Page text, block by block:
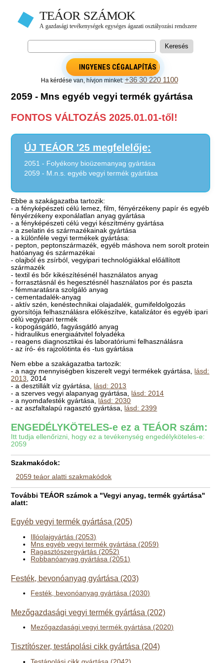
INGYENES CÉGALAPÍTÁS
Ha kérdése van, hívjon minket:+36 30 220 1100
2059 - Mns egyéb vegyi termék gyártása
FONTOS VÁLTOZÁS 2025.01.01-től!
ÚJ TEÁOR '25 megfelelője:
2051 - Folyékony bioüzemanyag gyártása
2059 - M.n.s. egyéb vegyi termék gyártása
Ebbe a szakágazatba tartozik:
- a fényképészeti célú lemez, film, fényérzékeny papír és egyéb
fényérzékeny exponálatlan anyag gyártása
- a fényképészeti célú vegyi készítmény gyártása
- a zselatin és származékainak gyártása
- a különféle vegyi termékek gyártása:
- pepton, peptonszármazék, egyéb máshova nem sorolt protein
hatóanyag és származékai
- olajból és zsírból, vegyipari technológiákkal előállított
származék
- textil és bőr kikészítésénél használatos anyag
- forrasztásnál és hegesztésnél használatos por és paszta
- fémmaratásra szolgáló anyag
- cementadalék-anyag
- aktív szén, kenéstechnikai olajadalék, gumifeldolgozás
gyorsítója felhasználásra előkészítve, katalizátor és egyéb ipari
célú vegyipari termék
- kopogásgátló, fagyásgátló anyag
- hidraulikus energiaátvitel folyadéka
- reagens diagnosztikai és laboratóriumi felhasználásra
- az író- és rajzolótinta és -tus gyártása
Nem ebbe a szakágazatba tartozik:
- a nagy mennyiségben kiszerelt vegyi termékek gyártása, lásd:
2013 , 2014
- a desztillált víz gyártása, lásd: 2013
- a szerves vegyi alapanyag gyártása, lásd: 2014
- a nyomdafesték gyártása, lásd: 2030
- az aszfaltalapú ragasztó gyártása, lásd: 2399
ENGEDÉLYKÖTELES-e ez a TEÁOR szám:
Itt tudja ellenőrizni, hogy ez a tevékenység engedélyköteles-e:
2059
Szakmakódok:
2059 teáor alatti szakmakódok
További TEÁOR számok a "Vegyi anyag, termék gyártása"
alatt:
Egyéb vegyi termék gyártása (205)
Illóolajgyártás (2053)
Mns egyéb vegyi termék gyártása (2059)
Ragasztószergyártás (2052)
Robbanóanyag gyártása (2051)
Festék, bevonóanyag gyártása (203)
Festék, bevonóanyag gyártása (2030)
Mezőgazdasági vegyi termék gyártása (202)
Mezőgazdasági vegyi termék gyártása (2020)
Tisztítószer, testápolási cikk gyártása (204)